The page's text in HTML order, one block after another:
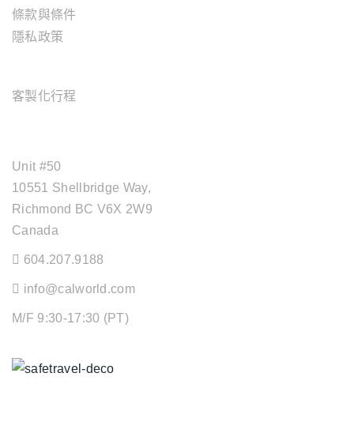
條款與條件
隱私政策
客製化行程
Unit #50
10551 Shellbridge Way,
Richmond BC V6X 2W9
Canada
604.207.9188
info@calworld.com
M/F 9:30-17:30 (PT)